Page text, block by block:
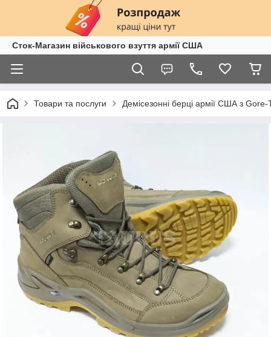
Сток-Магазин військового взуття армії США
Товари та послуги Демісезонні берці армії США з Gore-